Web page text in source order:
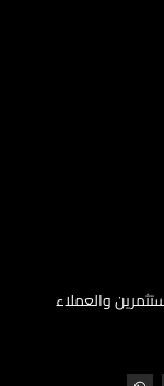
والعملاء